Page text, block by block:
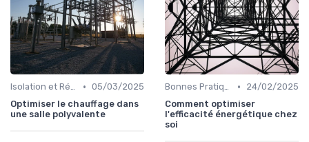
Isolation et Réduction de la Consommation • 05/03/2025
Optimiser le chauffage dans
une salle polyvalente
Bonnes Pratiques Quotidiennes •
24/02/2025
Comment optimiser
l'efficacité énergétique chez
soi